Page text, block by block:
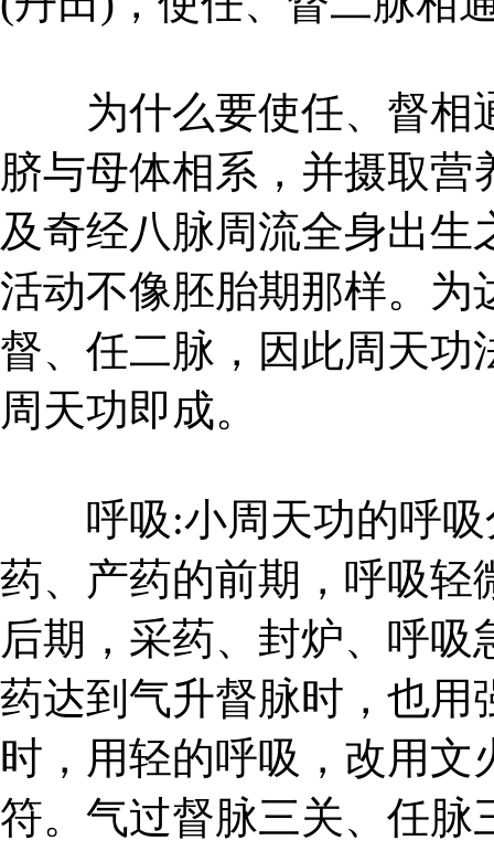
为什么要使任、督相
脐与母体相系，并摄取
及奇经八脉周流全身出
活动不像胚胎期那样。为
督、任二脉，因此周天功
周天功即成。
呼吸:小周天功的呼吸
药、产药的前期，呼吸轻
后期，采药、封炉、呼
药达到气升督脉时，也用
时，用轻的呼吸，改用
符。气过督脉三关、任脉